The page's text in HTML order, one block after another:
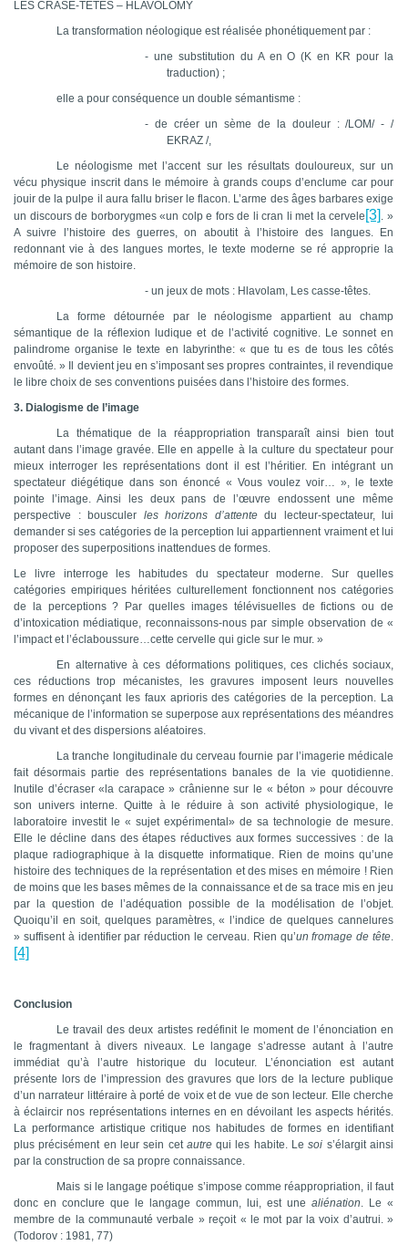
LES CRASE-TETES – HLAVOLOMY
La transformation néologique est réalisée phonétiquement par :
- une substitution du A en O (K en KR pour la
traduction) ;
elle a pour conséquence un double sémantisme :
- de créer un sème de la douleur : /LOM/ - /
EKRAZ /,
Le néologisme met l’accent sur les résultats douloureux, sur un
vécu physique inscrit dans le mémoire à grands coups d’enclume car pour
jouir de la pulpe il aura fallu briser le flacon. L’arme des âges barbares exige
un discours de borborygmes «un colp e fors de li cran li met la cervele [3] . »
A suivre l’histoire des guerres, on aboutit à l’histoire des langues. En
redonnant vie à des langues mortes, le texte moderne se ré approprie la
mémoire de son histoire.
- un jeux de mots : Hlavolam, Les casse-têtes.
La forme détournée par le néologisme appartient au champ
sémantique de la réflexion ludique et de l’activité cognitive. Le sonnet en
palindrome organise le texte en labyrinthe: « que tu es de tous les côtés
envoûté. » Il devient jeu en s’imposant ses propres contraintes, il revendique
le libre choix de ses conventions puisées dans l’histoire des formes.
3. Dialogisme de l’image
La thématique de la réappropriation transparaît ainsi bien tout
autant dans l’image gravée. Elle en appelle à la culture du spectateur pour
mieux interroger les représentations dont il est l’héritier. En intégrant un
spectateur diégétique dans son énoncé « Vous voulez voir… », le texte
pointe l’image. Ainsi les deux pans de l’œuvre endossent une même
perspective : bousculer les horizons d’attentedu lecteur-spectateur, lui
demander si ses catégories de la perception lui appartiennent vraiment et lui
proposer des superpositions inattendues de formes.
Le livre interroge les habitudes du spectateur moderne. Sur quelles
catégories empiriques héritées culturellement fonctionnent nos catégories
de la perceptions ? Par quelles images télévisuelles de fictions ou de
d’intoxication médiatique, reconnaissons-nous par simple observation de «
l’impact et l’éclaboussure…cette cervelle qui gicle sur le mur. »
En alternative à ces déformations politiques, ces clichés sociaux,
ces réductions trop mécanistes, les gravures imposent leurs nouvelles
formes en dénonçant les faux aprioris des catégories de la perception. La
mécanique de l’information se superpose aux représentations des méandres
du vivant et des dispersions aléatoires.
La tranche longitudinale du cerveau fournie par l’imagerie médicale
fait désormais partie des représentations banales de la vie quotidienne.
Inutile d’écraser «la carapace » crânienne sur le « béton » pour découvre
son univers interne. Quitte à le réduire à son activité physiologique, le
laboratoire investit le « sujet expérimental» de sa technologie de mesure.
Elle le décline dans des étapes réductives aux formes successives : de la
plaque radiographique à la disquette informatique. Rien de moins qu’une
histoire des techniques de la représentation et des mises en mémoire ! Rien
de moins que les bases mêmes de la connaissance et de sa trace mis en jeu
par la question de l’adéquation possible de la modélisation de l’objet.
Quoiqu’il en soit, quelques paramètres, « l’indice de quelques cannelures
» suffisent à identifier par réduction le cerveau. Rien qu’un fromage de tête.
[4]
Conclusion
Le travail des deux artistes redéfinit le moment de l’énonciation en
le fragmentant à divers niveaux. Le langage s’adresse autant à l’autre
immédiat qu’à l’autre historique du locuteur. L’énonciation est autant
présente lors de l’impression des gravures que lors de la lecture publique
d’un narrateur littéraire à porté de voix et de vue de son lecteur. Elle cherche
à éclaircir nos représentations internes en en dévoilant les aspects hérités.
La performance artistique critique nos habitudes de formes en identifiant
plus précisément en leur sein cet autrequi les habite. Lesoi s’élargit ainsi
par la construction de sa propre connaissance.
Mais si le langage poétique s’impose comme réappropriation, il faut
donc en conclure que le langage commun, lui, est une aliénation. Le «
membre de la communauté verbale » reçoit « le mot par la voix d’autrui. »
(Todorov : 1981, 77)